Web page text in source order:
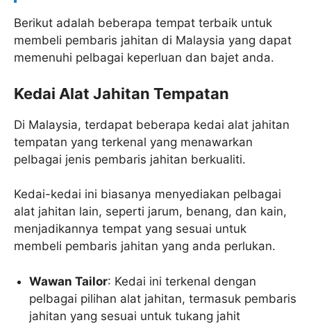
Berikut adalah beberapa tempat terbaik untuk
membeli pembaris jahitan di Malaysia yang dapat
memenuhi pelbagai keperluan dan bajet anda.
Kedai Alat Jahitan Tempatan
Di Malaysia, terdapat beberapa kedai alat jahitan
tempatan yang terkenal yang menawarkan
pelbagai jenis pembaris jahitan berkualiti.
Kedai-kedai ini biasanya menyediakan pelbagai
alat jahitan lain, seperti jarum, benang, dan kain,
menjadikannya tempat yang sesuai untuk
membeli pembaris jahitan yang anda perlukan.
Wawan Tailor: Kedai ini terkenal dengan
pelbagai pilihan alat jahitan, termasuk pembaris
jahitan yang sesuai untuk tukang jahit